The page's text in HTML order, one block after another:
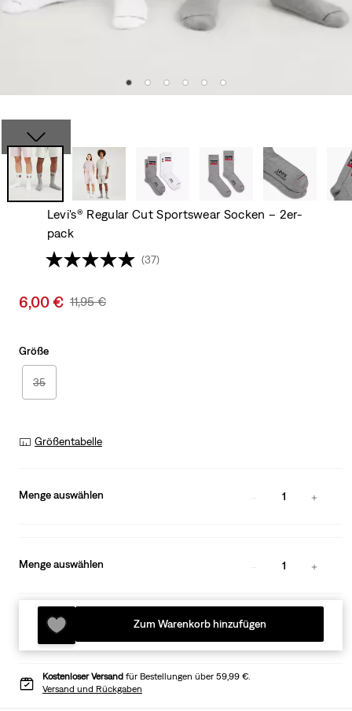
Levi's® Regular Cut Sportswear Socken – 2er-
pack
(37)
Sale
6,00 € Original
11,95 €
Größe
35
Größentabelle
Menge auswählen 1
Menge auswählen 1
Zum Warenkorb hinzufügen
Kostenloser Versand für Bestellungen über 59,99 €.
Versand und Rückgaben